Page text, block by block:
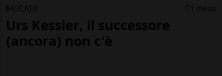
HOCKEY 1 mese
Urs Kessler, il successore
(ancora) non c'è